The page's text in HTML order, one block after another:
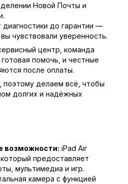
Новой Почты и
до гарантии —
чувствовали уверенность.
центр, команда
помочь, и честные
после оплаты.
делаем всё, чтобы
долгих и надёжных
возможности: iPad Air
предоставляет
мультимедиа и игр.
камера с функцией